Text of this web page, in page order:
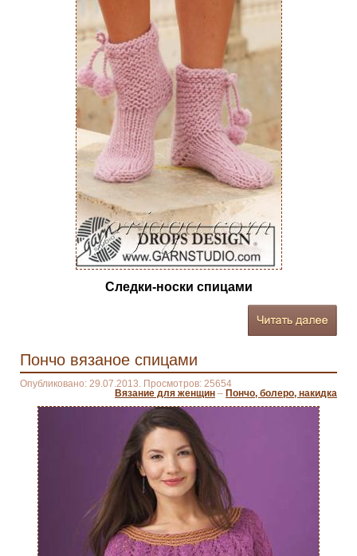
Следки-носки спицами
Пончо вязаное спицами
Опубликовано: 29.07.2013. Просмотров: 25654
Вязание для женщин – Пончо, болеро, накидка